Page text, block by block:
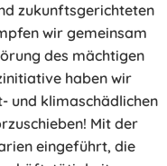
zukunftsgerichteten
wir gemeinsam
des mächtigen
haben wir
und klimaschädlichen
Mit der
eingeführt, die